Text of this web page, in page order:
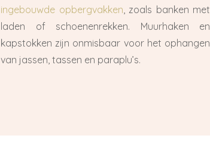
ingebouwde opbergvakken, zoals banken met
laden of schoenenrekken. Muurhaken en
kapstokken zijn onmisbaar voor het ophangen
van jassen, tassen en paraplu’s.